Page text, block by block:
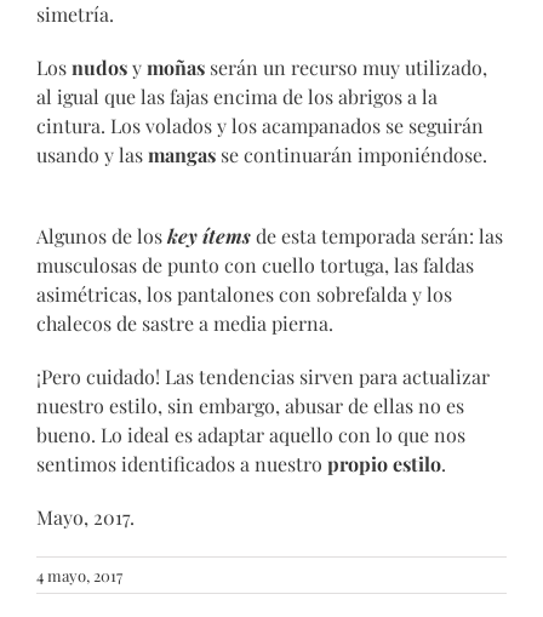
simetría.
Losnudosymoñas serán un recurso muy utilizado,
al igual que las fajas encima de los abrigos a la
cintura. Los volados y los acampanados se seguirán
usando y lasmangas se continuarán imponiéndose.
Algunos de loskey ítemsde esta temporada serán: las
musculosas de punto con cuello tortuga, las faldas
asimétricas, los pantalones con sobrefalda y los
chalecos de sastre a media pierna.
¡Pero cuidado! Las tendencias sirven para actualizar
nuestro estilo, sin embargo, abusar de ellas no es
bueno. Lo ideal es adaptar aquello con lo que nos
sentimos identificados a nuestro propio estilo.
Mayo, 2017.
4 mayo, 2017